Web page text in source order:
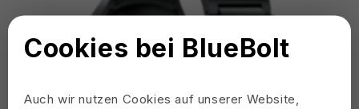
Cookies bei BlueBolt
Auch wir nutzen Cookies auf unserer Website,